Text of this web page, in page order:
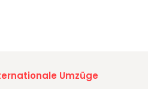
Umzüge